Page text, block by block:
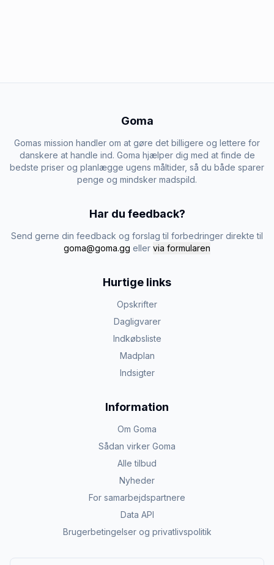
Goma
Gomas mission handler om at gøre det billigere og lettere for
danskere at handle ind. Goma hjælper dig med at finde de
bedste priser og planlægge ugens måltider, så du både sparer
penge og mindsker madspild.
Har du feedback?
Send gerne din feedback og forslag til forbedringer direkte til
goma@goma.gg eller via formularen
Hurtige links
Opskrifter
Dagligvarer
Indkøbsliste
Madplan
Indsigter
Information
Om Goma
Sådan virker Goma
Alle tilbud
Nyheder
For samarbejdspartnere
Data API
Brugerbetingelser og privatlivspolitik